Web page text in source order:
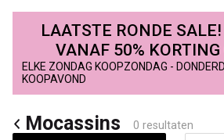
Mocassins
Passo
LAATSTE RONDE
VANAF 50% KORTING
ELKE ZONDAG KOOPZONDAG -
KOOPAVOND
Mocassins 0 resultaten